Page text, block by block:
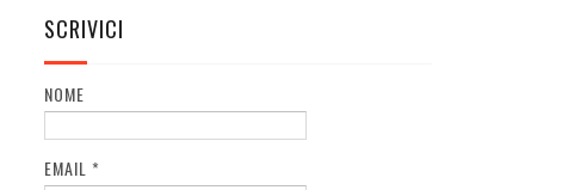
SCRIVICI
NOME
EMAIL *